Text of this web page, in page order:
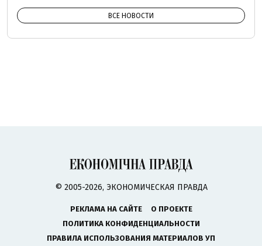
ВСЕ НОВОСТИ
© 2005-2026, ЭКОНОМИЧЕСКАЯ ПРАВДА
РЕКЛАМА НА САЙТЕ
О ПРОЕКТЕ
ПОЛИТИКА КОНФИДЕНЦИАЛЬНОСТИ
ПРАВИЛА ИСПОЛЬЗОВАНИЯ МАТЕРИАЛОВ УП